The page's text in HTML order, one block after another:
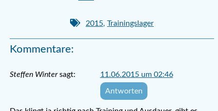
2015, Trainingslager
Kommentare:
Steffen Winter sagt: 11.06.2015 um 02:46
Antworten